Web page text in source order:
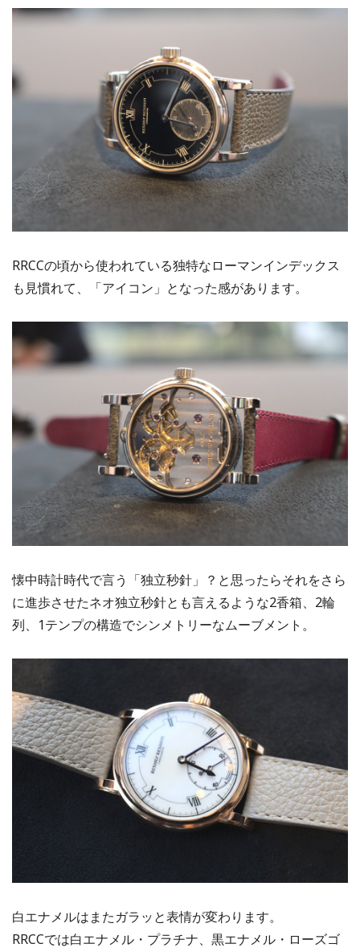
RRCCの頃から使われている独特なローマンインデックス
も見慣れて、「アイコン」となった感があります。
懐中時計時代で言う「独立秒針」？と思ったらそれをさら
に進歩させたネオ独立秒針とも言えるような2香箱、2輪
列、1テンプの構造でシンメトリーなムーブメント。
白エナメルはまたガラッと表情が変わります。
RRCCでは白エナメル・プラチナ、黒エナメル・ローズゴ